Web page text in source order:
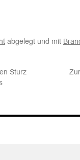
abgelegt und mit
Sturz